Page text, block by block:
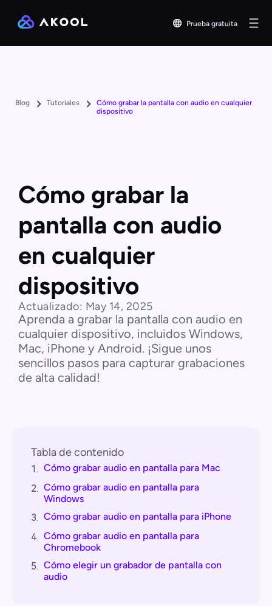
Prueba gratuita
Blog Tutoriales
Cómo grabar la pantalla con audio en cualquier
dispositivo
Cómo grabar la
pantalla con audio
en cualquier
dispositivo
Actualizado: May 14, 2025
Aprenda a grabar la pantalla con audio en
cualquier dispositivo, incluidos Windows,
Mac, iPhone y Android. ¡Sigue unos
sencillos pasos para capturar grabaciones
de alta calidad!
Tabla de contenido
1. Cómo grabar audio en pantalla para Mac
2. Cómo grabar audio en pantalla para
Windows
3. Cómo grabar audio en pantalla para iPhone
4. Cómo grabar audio en pantalla para
Chromebook
5. Cómo elegir un grabador de pantalla con
audio